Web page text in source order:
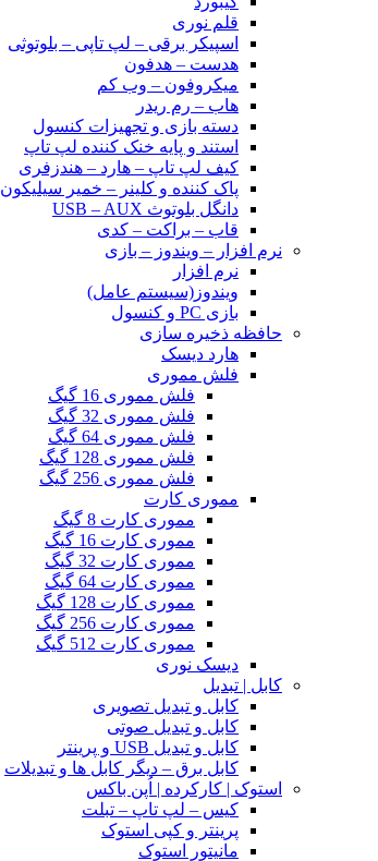
قلم نوری
اسپیکر برقی – لپ تاپی – بلوتوثی
هدست – هدفون
میکروفون – وب کم
هاب – رم ریدر
دسته بازی و تجهیزات کنسول
استند و پایه خنک کننده لپ تاپ
کیف لپ تاپ – هارد – هندزفری
پاک کننده و کلینر – خمیر سیلیکون
دانگل بلوتوث USB – AUX
قاب – براکت – کدی
نرم افزار – ویندوز – بازی
نرم افزار
ویندوز(سیستم عامل)
بازی PC و کنسول
حافظه ذخیره سازی
هارد دیسک
فلش مموری
فلش مموری 16 گیگ
فلش مموری 32 گیگ
فلش مموری 64 گیگ
فلش مموری 128 گیگ
فلش مموری 256 گیگ
مموری کارت
مموری کارت 8 گیگ
مموری کارت 16 گیگ
مموری کارت 32 گیگ
مموری کارت 64 گیگ
مموری کارت 128 گیگ
مموری کارت 256 گیگ
مموری کارت 512 گیگ
دیسک نوری
کابل | تبدیل
کابل و تبدیل تصویری
کابل و تبدیل صوتی
کابل و تبدیل USB و پرینتر
کابل برق – دیگر کابل ها و تبدیلات
استوک | کارکرده | اُپن باکس
کیس – لپ تاپ – تبلت
پرینتر و کپی استوک
مانیتور استوک